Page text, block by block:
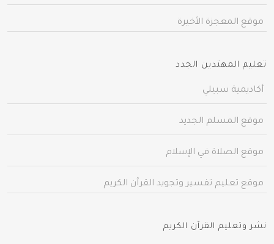
موقع المعجزة الأخيرة
تعليم المهتدين الجدد
أكاديمية سبيلي
موقع المسلم الجديد
موقع الصلاة في الإسلام
موقع تعليم تفسير وتجويد القرآن الكريم
نشر وتعليم القرآن الكريم